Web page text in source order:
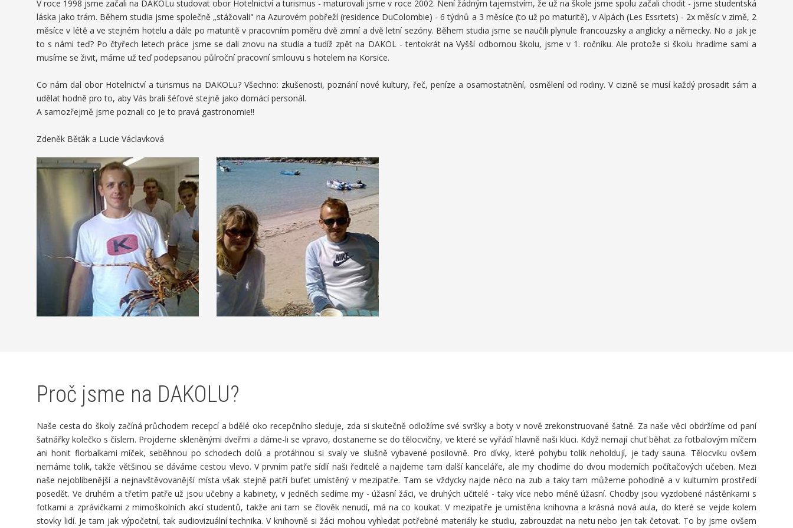
V roce 1998 jsme začali na DAKOLu studovat obor Hotelnictví a turismus - maturovali jsme v roce 2002. Není žádným tajemstvím, že už na škole jsme spolu začali chodit - jsme studentská
láska jako trám. Během studia jsme společně „stážovali" na Azurovém pobřeží (residence DuColombie) - 6 týdnů a 3 měsíce (to už po maturitě), v Alpách (Les Essrtets) - 2x měsíc v zimě, 2
měsíce v létě a ve stejném hotelu a dále po maturitě v pracovním poměru dvě zimní a dvě letní sezóny. Během studia jsme se naučili plynule francouzsky a anglicky a německy. No a jak je
to s námi teď? Po čtyřech letech práce jsme se dali znovu na studia a tudíž zpět na DAKOL - tentokrát na Vyšší odbornou školu, jsme v 1. ročníku. Ale protože si školu hradíme sami a
musíme se živit, máme už teď podepsanou půlroční pracovní smlouvu s hotelem na Korsice.
Co nám dal obor Hotelnictví a turismus na DAKOLu? Všechno: zkušenosti, poznání nové kultury, řeč, peníze a osamostatnění, osmělení od rodiny. V cizině se musí každý prosadit sám a
udělat hodně pro to, aby Vás brali šéfové stejně jako domácí personál.
A samozřejmě jsme poznali co je to pravá gastronomie!!
Zdeněk Běťák a Lucie Václavková
Proč jsme na DAKOLU?
Naše cesta do školy začíná průchodem recepcí a bdělé oko recepčního sleduje, zda si skutečně odložíme své svršky a boty v nově zrekonstruované šatně. Za naše věci obdržíme od paní
šatnářky kolečko s číslem. Projdeme skleněnými dveřmi a dáme-li se vpravo, dostaneme se do tělocvičny, ve které se vyřádí hlavně naši kluci. Když nemají chuť běhat za fotbalovým míčem
ani honit florbalkami míček, seběhnou po schodech dolů a protáhnou si svaly ve slušně vybavené posilovně. Pro dívky, které pohybu tolik neholdují, je tady sauna. Tělocviku ovšem
nemáme tolik, takže většinou se dáváme cestou vlevo. V prvním patře sídlí naši ředitelé a najdeme tam další kanceláře, ale my chodíme do dvou moderních počítačových učeben. Mezi
naše nejoblíbenější a nejnavštěvovanější místa však stejně patří bufet umístěný v mezipatře. Tam se vždycky najde něco na zub a taky tam můžeme pohodlně a v kulturním prostředí
posedět. Ve druhém a třetím patře už jsou učebny a kabinety, v jedněch sedíme my - úžasní žáci, ve druhých učitelé - taky více nebo méně úžasní. Chodby jsou vyzdobené nástěnkami s
fotkami a zprávičkami z mimoškolních akcí studentů, takže ani tam se člověk nenudí, má na co koukat. V mezipatře je umístěna knihovna a krásná nová aula, do které se vejde kolem
stovky lidí. Je tam jak výpočetní, tak audiovizuální technika. V knihovně si žáci mohou vyhledat potřebné materiály ke studiu, zabrouzdat na netu nebo jen tak četovat. To by jsme ovšem